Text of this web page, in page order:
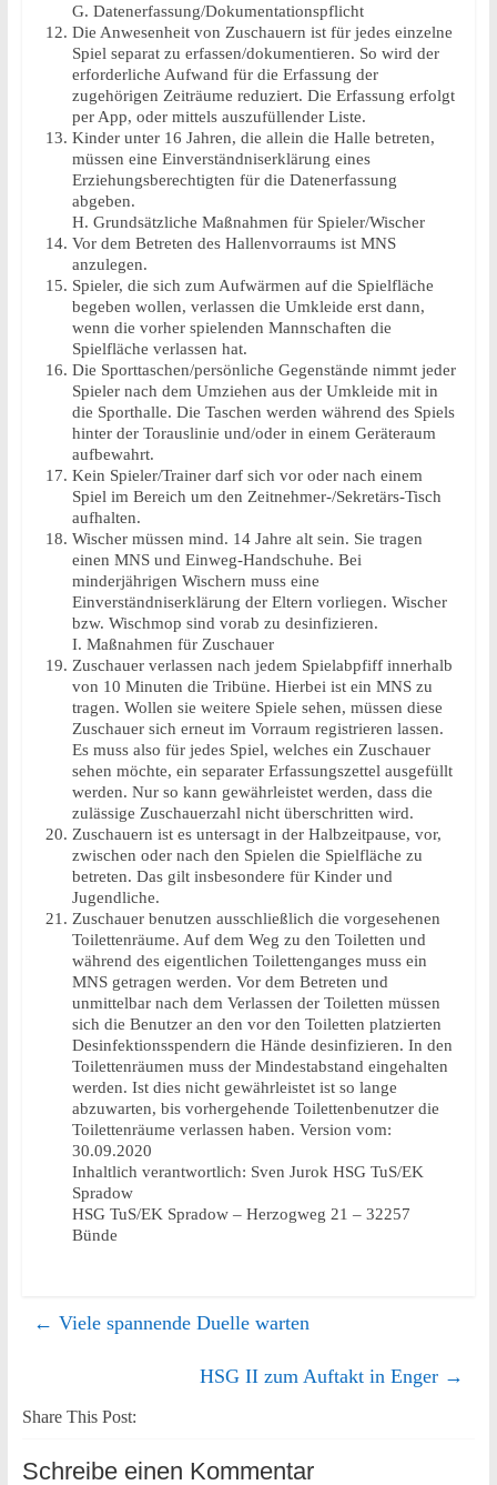
G. Datenerfassung/Dokumentationspflicht
Die Anwesenheit von Zuschauern ist für jedes einzelne
Spiel separat zu erfassen/dokumentieren. So wird der
erforderliche Aufwand für die Erfassung der
zugehörigen Zeiträume reduziert. Die Erfassung erfolgt
per App, oder mittels auszufüllender Liste.
Kinder unter 16 Jahren, die allein die Halle betreten,
müssen eine Einverständniserklärung eines
Erziehungsberechtigten für die Datenerfassung
abgeben.
H. Grundsätzliche Maßnahmen für Spieler/Wischer
Vor dem Betreten des Hallenvorraums ist MNS
anzulegen.
Spieler, die sich zum Aufwärmen auf die Spielfläche
begeben wollen, verlassen die Umkleide erst dann,
wenn die vorher spielenden Mannschaften die
Spielfläche verlassen hat.
Die Sporttaschen/persönliche Gegenstände nimmt jeder
Spieler nach dem Umziehen aus der Umkleide mit in
die Sporthalle. Die Taschen werden während des Spiels
hinter der Torauslinie und/oder in einem Geräteraum
aufbewahrt.
Kein Spieler/Trainer darf sich vor oder nach einem
Spiel im Bereich um den Zeitnehmer-/Sekretärs-Tisch
aufhalten.
Wischer müssen mind. 14 Jahre alt sein. Sie tragen
einen MNS und Einweg-Handschuhe. Bei
minderjährigen Wischern muss eine
Einverständniserklärung der Eltern vorliegen. Wischer
bzw. Wischmop sind vorab zu desinfizieren.
I. Maßnahmen für Zuschauer
Zuschauer verlassen nach jedem Spielabpfiff innerhalb
von 10 Minuten die Tribüne. Hierbei ist ein MNS zu
tragen. Wollen sie weitere Spiele sehen, müssen diese
Zuschauer sich erneut im Vorraum registrieren lassen.
Es muss also für jedes Spiel, welches ein Zuschauer
sehen möchte, ein separater Erfassungszettel ausgefüllt
werden. Nur so kann gewährleistet werden, dass die
zulässige Zuschauerzahl nicht überschritten wird.
Zuschauern ist es untersagt in der Halbzeitpause, vor,
zwischen oder nach den Spielen die Spielfläche zu
betreten. Das gilt insbesondere für Kinder und
Jugendliche.
Zuschauer benutzen ausschließlich die vorgesehenen
Toilettenräume. Auf dem Weg zu den Toiletten und
während des eigentlichen Toilettenganges muss ein
MNS getragen werden. Vor dem Betreten und
unmittelbar nach dem Verlassen der Toiletten müssen
sich die Benutzer an den vor den Toiletten platzierten
Desinfektionsspendern die Hände desinfizieren. In den
Toilettenräumen muss der Mindestabstand eingehalten
werden. Ist dies nicht gewährleistet ist so lange
abzuwarten, bis vorhergehende Toilettenbenutzer die
Toilettenräume verlassen haben. Version vom:
30.09.2020
Inhaltlich verantwortlich: Sven Jurok HSG TuS/EK
Spradow
HSG TuS/EK Spradow – Herzogweg 21 – 32257
Bünde
← Viele spannende Duelle warten
HSG II zum Auftakt in Enger →
Share This Post:
Schreibe einen Kommentar